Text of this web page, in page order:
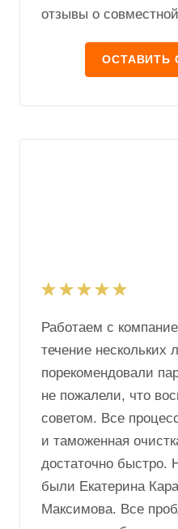
отзывы о
ОСТАВИТЬ
Работаем с
течение нескольких
порекомендовали
не пожалели, что
советом. Все
и таможенная
достаточно
были Екатерина
Максимова. Все